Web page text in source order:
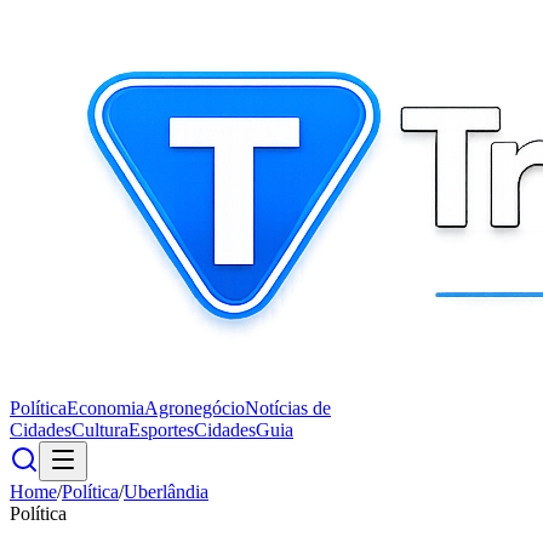
PolíticaEconomiaAgronegócioNotícias de
CidadesCulturaEsportesCidadesGuia
Home/Política/Uberlândia
Política